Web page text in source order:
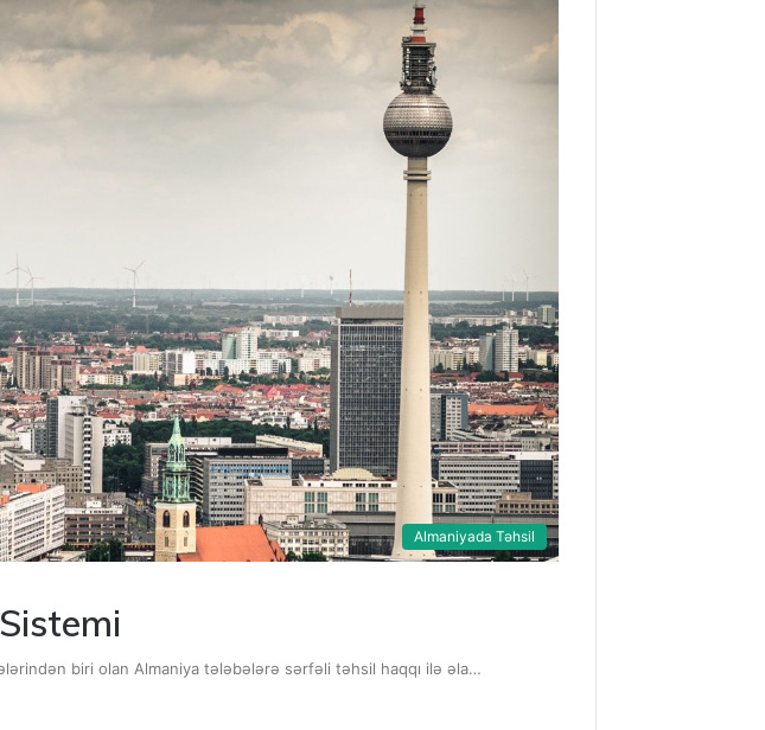
Almaniyada Təhsil
biri olan Almaniya tələbələrə sərfəli təhsil haqqı ilə əla…